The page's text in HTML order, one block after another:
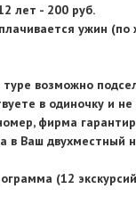
лет - 200 руб.
ужин
возможно
в одиночку и
фирма
в Ваш двухместный
(12